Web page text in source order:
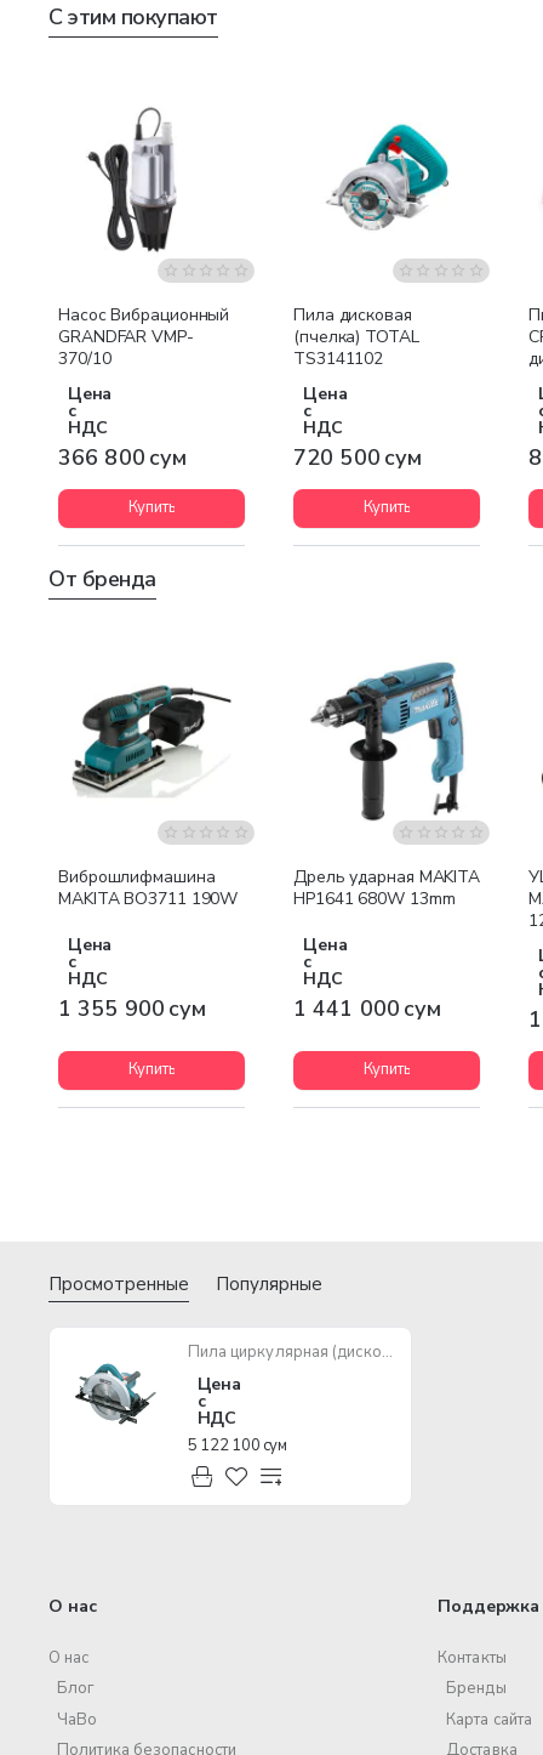
С этим покупают
Насос Вибрационный
GRANDFAR VMP-
370/10
Цена
с
НДС
366 800 сум
Купить
Пила дисковая
(пчелка) TOTAL
TS3141102
Цена
с
НДС
720 500 сум
Купить
От бренда
Бесплатная доставка
Виброшлифмашина
MAKITA BO3711 190W
Цена
с
НДС
1 355 900 сум
Купить
Бесплатная доставка
Дрель ударная MAKITA
HP1641 680W 13mm
Цена
с
НДС
1 441 000 сум
Купить
Просмотренные Популярные
Пила циркулярная (дисковая) Makita N5900B 235mm 2000W
Цена
с
НДС
5 122 100 сум
О нас
О нас
Блог
ЧаВо
Политика безопасности
Поддержка
Контакты
Бренды
Карта сайта
Доставка